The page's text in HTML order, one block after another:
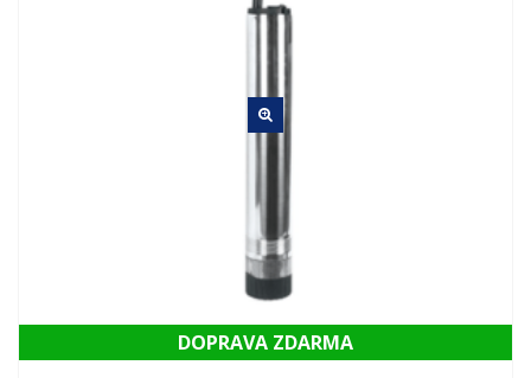
DOPRAVA ZDARMA